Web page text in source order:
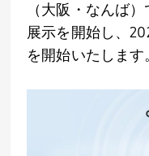
（大阪・なんば）
展示を開始し、
を開始いたします